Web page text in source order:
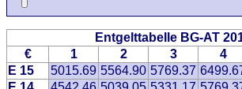
Entgelttabelle BG-AT
€
1 2 3 4
E 15
5015.69 5564.90 5769.37